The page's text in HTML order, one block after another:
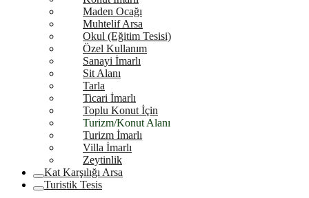
Maden Ocağı
Muhtelif Arsa
Okul (Eğitim Tesisi)
Özel Kullanım
Sanayi İmarlı
Sit Alanı
Tarla
Ticari İmarlı
Toplu Konut İçin
Turizm/Konut Alanı
Turizm İmarlı
Villa İmarlı
Zeytinlik
Kat Karşılığı Arsa
Turistik Tesis